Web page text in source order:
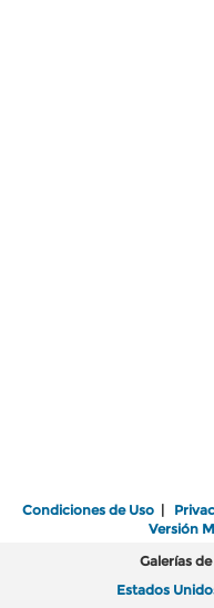
Condiciones de Uso |
Versión
Galerías
Estados